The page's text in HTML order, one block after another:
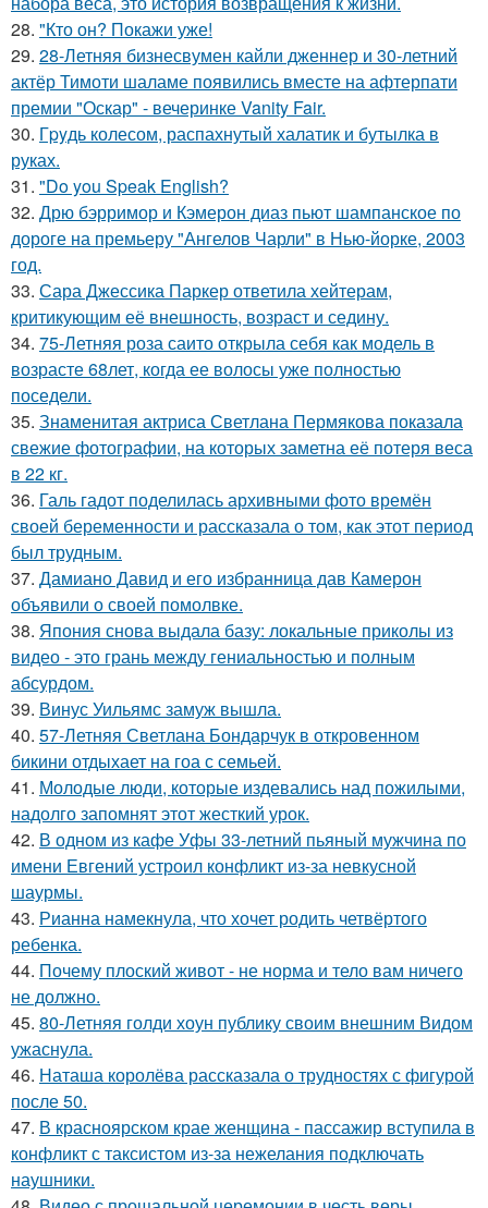
28. "Кто он? Покажи уже!
29. 28-Летняя бизнесвумен кайли дженнер и 30-летний
актёр Тимоти шаламе появились вместе на афтерпати
премии "Оскар" - вечеринке Vanity Fair.
30. Гpyдь колесом, распахнутый халатик и бутылка в
руках.
31. "Do you Speak English?
32. Дрю бэрримор и Кэмерон диаз пьют шампанское по
дороге на премьеру "Ангелов Чарли" в Нью-йорке, 2003
год.
33. Сара Джессика Паркер ответила хейтерам,
критикующим её внешность, возраст и седину.
34. 75-Летняя роза саито открыла себя как модель в
возрасте 68лет, когда ее волосы уже полностью
поседели.
35. Знаменитая актриса Светлана Пермякова показала
свежие фотографии, на которых заметна её потеря веса
в 22 кг.
36. Галь гадот поделилась архивными фото времён
своей беременности и рассказала о том, как этот период
был трудным.
37. Дамиано Давид и его избранница дав Камерон
объявили о своей помолвке.
38. Япония снова выдала базу: локальные приколы из
видео - это грань между гениальностью и полным
абсурдом.
39. Винус Уильямс замуж вышла.
40. 57-Летняя Светлана Бондарчук в откровенном
бикини отдыхает на гоа с семьей.
41. Молодые люди, которые издевались над пожилыми,
надолго запомнят этот жесткий урок.
42. В одном из кафе Уфы 33-летний пьяный мужчина по
имени Евгений устроил конфликт из-за невкусной
шаурмы.
43. Рианна намекнула, что хочет родить четвёртого
ребенка.
44. Почему плоский живот - не норма и тело вам ничего
не должно.
45. 80-Летняя голди хоун публику своим внешним Видом
ужаснула.
46. Наташа королёва рассказала о трудностях с фигурой
после 50.
47. В красноярском крае женщина - пассажир вступила в
конфликт с таксистом из-за нежелания подключать
наушники.